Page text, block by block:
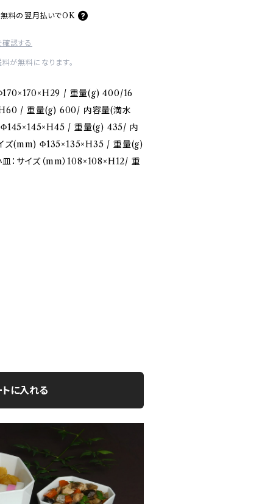
料の 翌月払いでOK
認する
が無料になります。
/ 重量(g) 400/16
/ 重量(g) 600/ 内容量(満水
/ 重量(g) 435/ 内
ズ(mm) Φ135×135×H35 / 重量(g)
サイズ（mm）108×108×H12/ 重
に入れる